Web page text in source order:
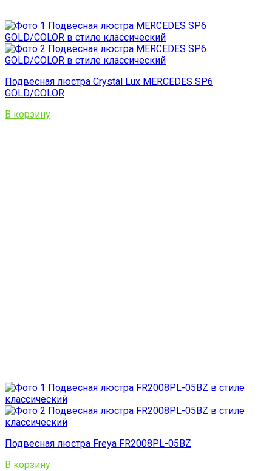
Подвесная люстра Crystal Lux MERCEDES SP6
GOLD/COLOR
В корзину
Подвесная люстра Freya FR2008PL-05BZ
В корзину